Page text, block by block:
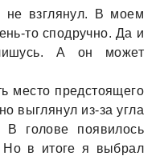
взглянул. В моем
то сподручно. Дa и
А он может
место предстоящего
выглянул из-зa углa
В голове появилось
Но в итоге я выбрaл